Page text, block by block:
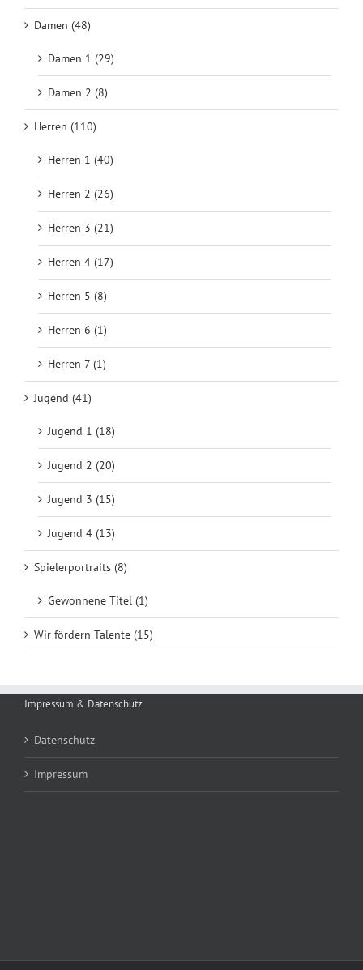
Damen (48)
Damen 1 (29)
Damen 2 (8)
Herren (110)
Herren 1 (40)
Herren 2 (26)
Herren 3 (21)
Herren 4 (17)
Herren 5 (8)
Herren 6 (1)
Herren 7 (1)
Jugend (41)
Jugend 1 (18)
Jugend 2 (20)
Jugend 3 (15)
Jugend 4 (13)
Spielerportraits (8)
Gewonnene Titel (1)
Wir fördern Talente (15)
Impressum & Datenschutz
Datenschutz
Impressum